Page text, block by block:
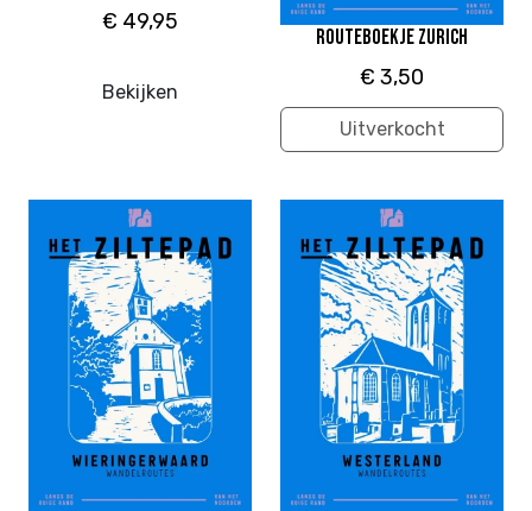
€ 49,95
Bekijken
Routeboekje Zurich
€ 3,50
Uitverkocht